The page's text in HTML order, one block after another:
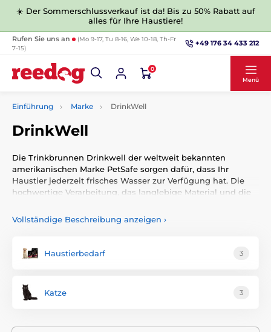
☀️ Der Sommerschlussverkauf ist da! Bis zu 50% Rabatt auf
alles für Ihre Haustiere!
Rufen Sie uns an
(Mo 9-17, Tu 8-16, We 10-18, Th-Fr
7-15)
+49 176 34 433 212
0
Menü
Einführung Marke DrinkWell
DrinkWell
Die Trinkbrunnen Drinkwell der weltweit bekannten
amerikanischen Marke PetSafe sorgen dafür, dass Ihr
Haustier jederzeit frisches Wasser zur Verfügung hat. Die
hochwertige Verarbeitung, das langlebige Material und die
nicht nur Ihrem Vierbeiner, sondern auch Ihnen gefallen.
Vollständige Beschreibung anzeigen ›
Haustierbedarf 3
Katze 3